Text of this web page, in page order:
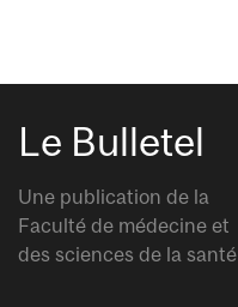
Le Bulletel
Une publication de la
Faculté de médecine et
des sciences de la santé